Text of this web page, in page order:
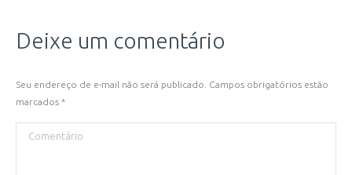
Deixe um comentário
Seu endereço de e-mail não será publicado. Campos obrigatórios estão
marcados *
Comentário